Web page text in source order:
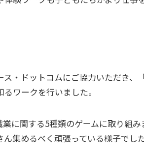
・ドットコムにご協力いただき、
ワークを行いました。
に関する5種類のゲームに取り組
集めるべく頑張っている様子でした